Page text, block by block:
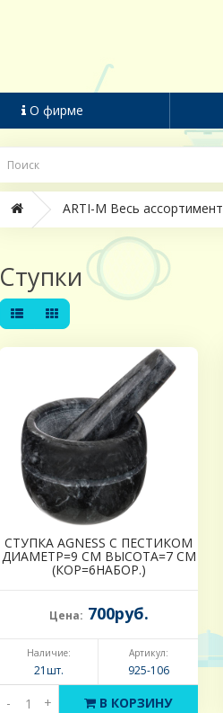
О фирме
ARTI-M Весь ассортимент
Ступки
СТУПКА AGNESS С ПЕСТИКОМ
ДИАМЕТР=9 СМ ВЫСОТА=7 СМ
(КОР=6НАБОР.)
Цена: 700руб.
Наличие:
21шт.
Артикул:
925-106
- + В КОРЗИНУ